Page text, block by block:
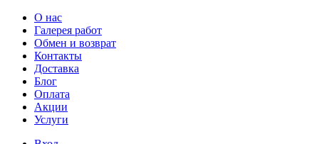
О нас
Галерея работ
Обмен и возврат
Контакты
Доставка
Блог
Оплата
Акции
Услуги